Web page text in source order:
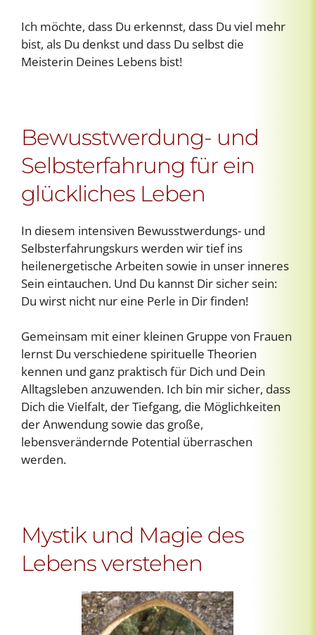
Ich möchte, dass Du erkennst, dass Du viel mehr
bist, als Du denkst und dass Du selbst die
Meisterin Deines Lebens bist!
Bewusstwerdung- und
Selbsterfahrung für ein
glückliches Leben
In diesem intensiven Bewusstwerdungs- und
Selbsterfahrungskurs werden wir tief ins
heilenergetische Arbeiten sowie in unser inneres
Sein eintauchen. Und Du kannst Dir sicher sein:
Du wirst nicht nur eine Perle in Dir finden!
Gemeinsam mit einer kleinen Gruppe von Frauen
lernst Du verschiedene spirituelle Theorien
kennen und ganz praktisch für Dich und Dein
Alltagsleben anzuwenden. Ich bin mir sicher, dass
Dich die Vielfalt, der Tiefgang, die Möglichkeiten
der Anwendung sowie das große,
lebensverändernde Potential überraschen
werden.
Mystik und Magie des
Lebens verstehen